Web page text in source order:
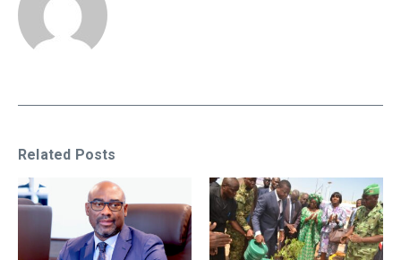
Related Posts